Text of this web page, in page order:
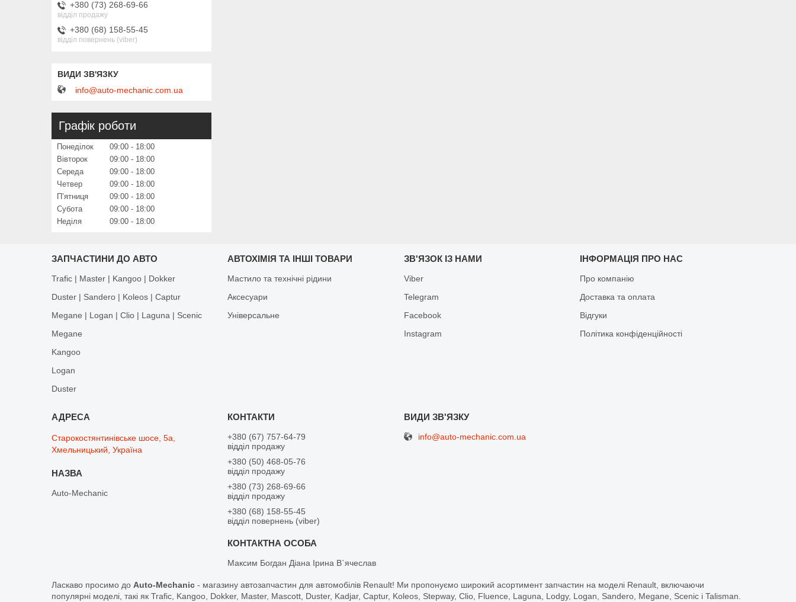
+380 (73) 268-69-66
відділ продажу
+380 (68) 158-55-45
відділ повернень (viber)
info@auto-mechanic.com.ua
Графік роботи
Понеділок 09:00
18:00
Вівторок
09:00
18:00
Середа
09:00
18:00
Четвер
09:00
18:00
Пʼятниця
09:00
18:00
Субота
09:00
18:00
Неділя
09:00 18:00
ЗАПЧАСТИНИ ДО АВТО
Trafic | Master | Kangoo | Dokker
Duster | Sandero | Koleos | Captur
Megane | Logan | Clio | Laguna | Scenic
Megane
Kangoo
Logan
Duster
АВТОХІМІЯ ТА ІНШІ ТОВАРИ
Мастило та технічні рідини
Аксесуари
Універсальне
ЗВ'ЯЗОК ІЗ НАМИ
Viber
Telegram
Facebook
Іnstagram
ІНФОРМАЦІЯ ПРО НАС
Про компанію
Доставка та оплата
Відгуки
Політика конфіденційності
Старокостянтинівське шосе, 5а,
Хмельницький, Україна
Auto-Mechanic
+380 (67) 757-64-79
відділ продажу
+380 (50) 468-05-76
відділ продажу
+380 (73) 268-69-66
відділ продажу
+380 (68) 158-55-45
відділ повернень (viber)
Максим Богдан Діана Ірина В`ячеслав
info@auto-mechanic.com.ua
Ласкаво просимо до Auto-Mechanic - магазину автозапчастин для автомобілів Renault! Ми пропонуємо широкий асортимент запчастин на моделі Renault, включаючи
популярні моделі, такі як Trafic, Kangoo, Dokker, Master, Mascott, Duster, Kadjar, Captur, Koleos, Stepway, Clio, Fluence, Laguna, Lodgy, Logan, Sandero, Megane, Scenic і Talisman.